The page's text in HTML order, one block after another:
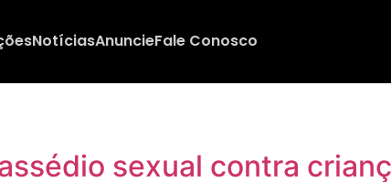
NotíciasAnuncieFale Conosco
sexual contra